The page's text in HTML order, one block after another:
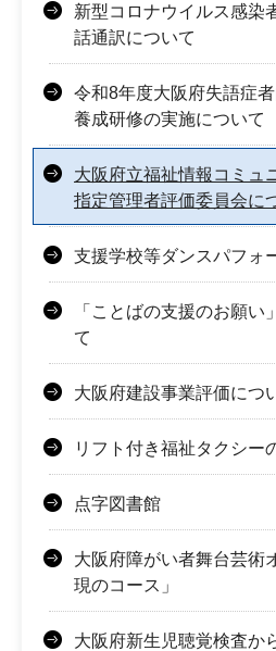
新型コロナウイルス感染
話通訳について
令和8年度大阪府失語症
養成研修の実施について
大阪府立福祉情報コミュ
指定管理者評価委員会に
支援学校等ダンスパフォ
「ことばの支援のお願い
て
大阪府建設事業評価につ
リフト付き福祉タクシー
点字図書館
大阪府障がい者舞台芸術
現のコース」
大阪府新生児聴覚検査か